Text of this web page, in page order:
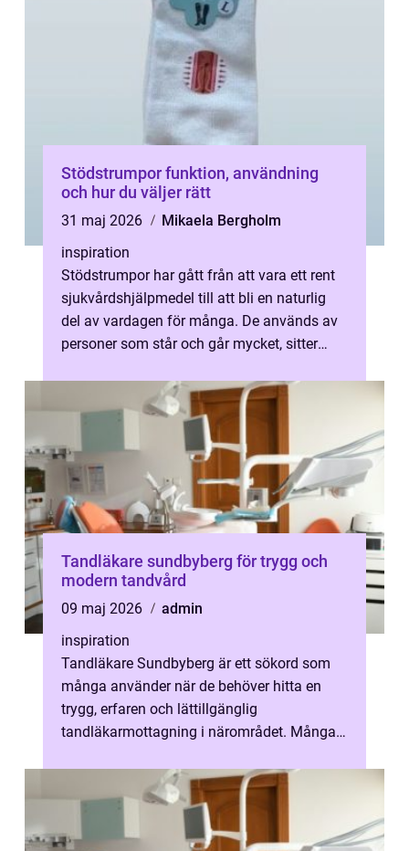
Stödstrumpor funktion, användning
och hur du väljer rätt
31 maj 2026
Mikaela Bergholm
inspiration
Stödstrumpor har gått från att vara ett rent
sjukvårdshjälpmedel till att bli en naturlig
del av vardagen för många. De används av
personer som står och går mycket, sitter
Tandläkare sundbyberg för trygg och
modern tandvård
09 maj 2026
admin
inspiration
Tandläkare Sundbyberg är ett sökord som
många använder när de behöver hitta en
trygg, erfaren och lättillgänglig
tandläkarmottagning i närområdet. Många